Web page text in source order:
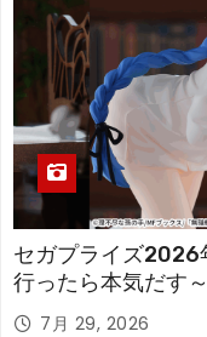
セガプライズ
行ったら本気だす
アが登場！
7月 29, 2026